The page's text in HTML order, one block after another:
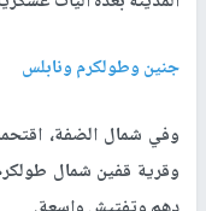
جنين وطولكرم ونابلس
وفي شمال الضفة،
وقرية قفين شمال